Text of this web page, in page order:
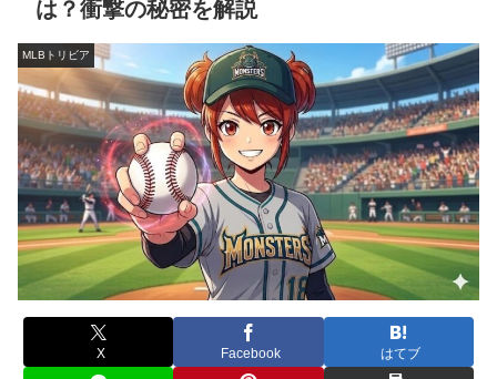
は？衝撃の秘密を解説
MLBトリビア
X Facebook はてブ